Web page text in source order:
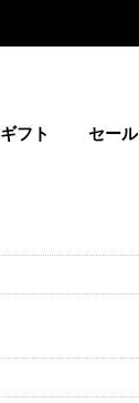
ギフト セール